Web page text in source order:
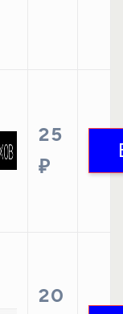
25
₽
20